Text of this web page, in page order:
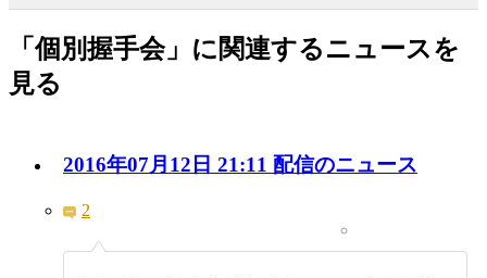
「個別握手会」に関連するニュースを
見る
2016年07月12日 21:11 配信のニュース
2